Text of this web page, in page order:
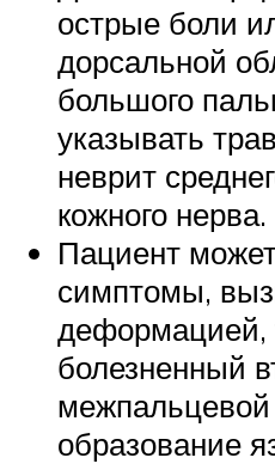
острые боли
дорсальной
большого
указывать
неврит
кожного нерва.
Пациент
симптомы,
деформацией,
болезненный
межпальцевой
образование